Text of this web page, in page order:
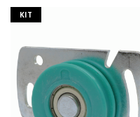
KIT